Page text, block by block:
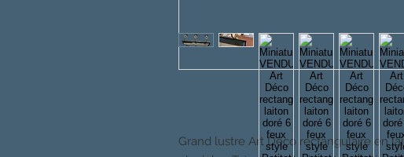
Grand lustre Art Déco rectangulaire en